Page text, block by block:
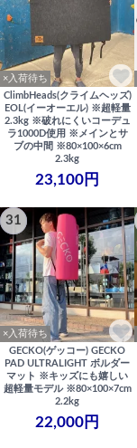
×入荷待ち
ClimbHeads(クライムヘッズ)
EOL(イーオーエル) ※超軽量
2.3kg ※破れにくいコーデュ
ラ1000D使用 ※メインとサ
ブの中間 ※80×100×6cm
2.3kg
23,100円
31
×入荷待ち
GECKO(ゲッコー) GECKO
PAD ULTRALIGHT ボルダー
マット ※キッズにも嬉しい
超軽量モデル ※80×100×7cm
2.2kg
22,000円